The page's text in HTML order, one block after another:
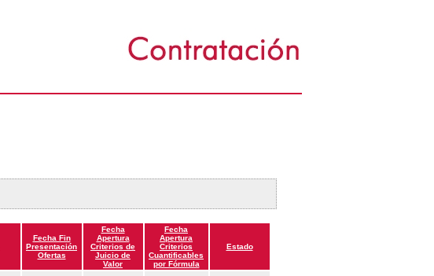
Fecha Fin
Presentación
Ofertas
Fecha
Apertura
Criterios de
Juicio de
Valor
Fecha
Apertura
Criterios
Cuantificables
por Fórmula
Estado